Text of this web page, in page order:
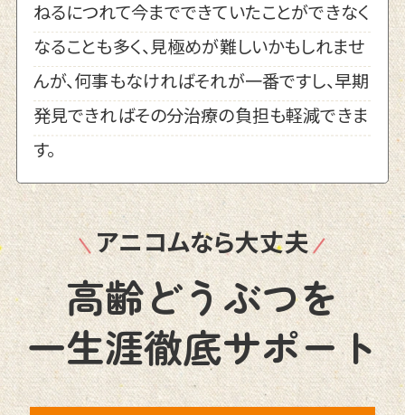
ねるにつれて今までできていたことができなく
なることも多く、見極めが難しいかもしれませ
んが、何事もなければそれが一番ですし、早期
発見できればその分治療の負担も軽減できま
す。
アニコムなら大丈夫
高齢どうぶつを
一生涯徹底サポート